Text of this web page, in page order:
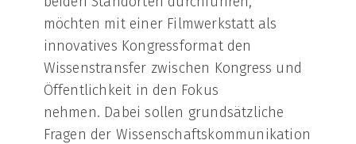
möchten mit einer Filmwerkstatt als
innovatives Kongressformat den
Wissenstransfer zwischen Kongress und
Öffentlichkeit in den Fokus
nehmen. Dabei sollen grundsätzliche
Fragen der Wissenschaftskommunikation